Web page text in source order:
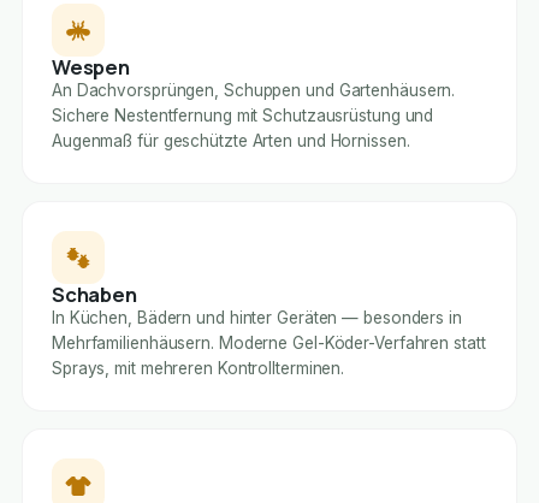
Wespen
An Dachvorsprüngen, Schuppen und Gartenhäusern.
Sichere Nestentfernung mit Schutzausrüstung und
Augenmaß für geschützte Arten und Hornissen.
Schaben
In Küchen, Bädern und hinter Geräten — besonders in
Mehrfamilienhäusern. Moderne Gel-Köder-Verfahren statt
Sprays, mit mehreren Kontrollterminen.